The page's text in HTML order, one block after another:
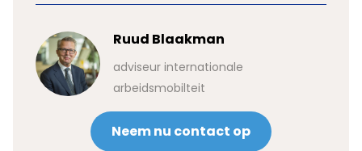
Ruud Blaakman
adviseur internationale
arbeidsmobilteit
Neem nu contact op